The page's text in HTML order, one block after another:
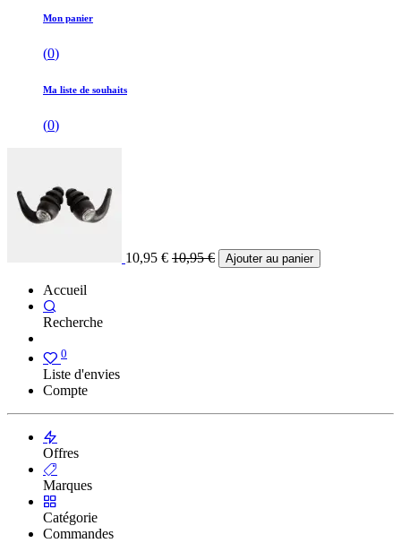
Mon panier
(0)
Ma liste de souhaits
(0)
10,95 € 10,95€ Ajouter au panier
Accueil
Recherche
0
Liste d'envies
Compte
Offres
Marques
Catégorie
Commandes